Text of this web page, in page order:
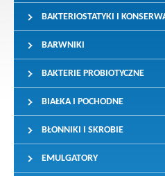
BAKTERIOSTATYKI I
BARWNIKI
BAKTERIE PROBIOTYCZNE
BIAŁKA I POCHODNE
BŁONNIKI I SKROBIE
EMULGATORY